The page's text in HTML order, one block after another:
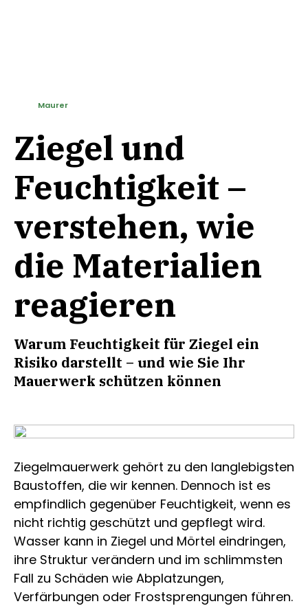
Ziegel und
Feuchtigkeit –
verstehen, wie
die Materialien
reagieren
Warum Feuchtigkeit für Ziegel ein
Risiko darstellt – und wie Sie Ihr
Mauerwerk schützen können
Maurer
Ziegelmauerwerk gehört zu den langlebigsten
Baustoffen, die wir kennen. Dennoch ist es
empfindlich gegenüber Feuchtigkeit, wenn es
nicht richtig geschützt und gepflegt wird.
Wasser kann in Ziegel und Mörtel eindringen,
ihre Struktur verändern und im schlimmsten
Fall zu Schäden wie Abplatzungen,
Verfärbungen oder Frostsprengungen führen.